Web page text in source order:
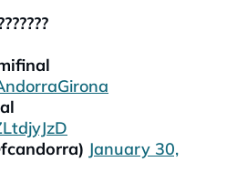
January 30,